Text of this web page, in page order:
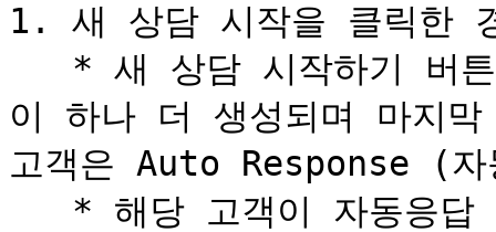
1. 새 상담 시작을 클릭한
이 하나 더 생성되며 마지
고객은 Auto Response (